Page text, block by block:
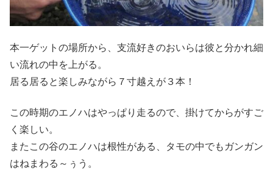
本一ゲットの場所から、支流好きのおいらは彼と分かれ細
い流れの中を上がる。
居る居ると楽しみながら７寸越えが３本！
この時期のエノハはやっぱり走るので、掛けてからがすご
く楽しい。
またこの谷のエノハは根性がある、タモの中でもガンガン
はねまわる～ぅう。